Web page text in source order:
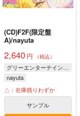
(CD)F2F(限定盤
A)/nayuta
2,640 円 （税込）
グリーエンターテインメント株式会社
nayuta
△：在庫残りわずか
サンプル